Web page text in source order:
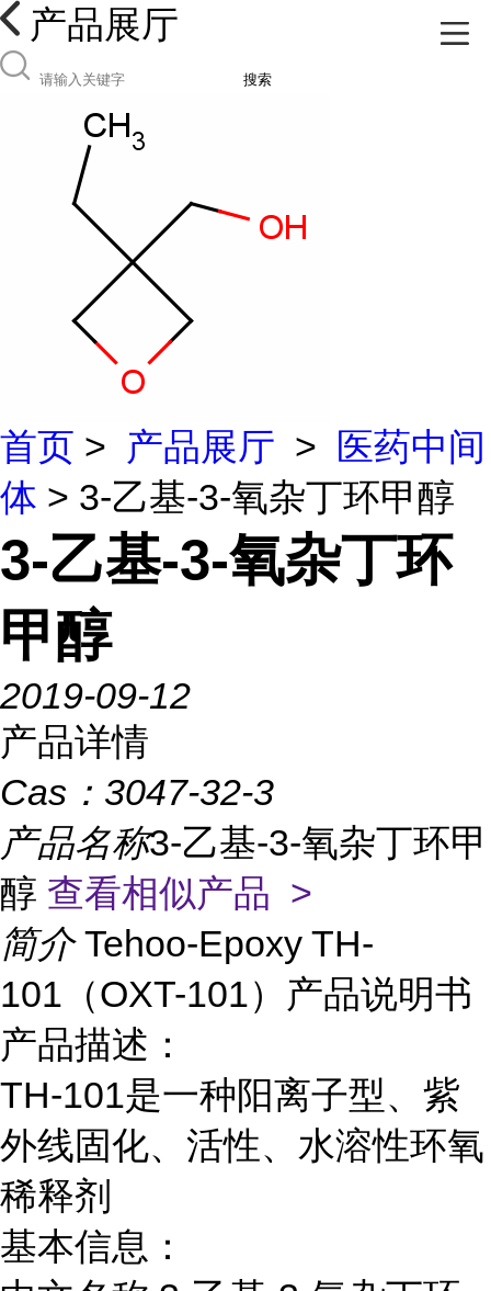
产品展厅
搜索
首页 > 产品展厅 >
医药中间
体 > 3-乙基-3-氧杂丁环甲醇
3-乙基-3-氧杂丁环
甲醇
2019-09-12
产品详情
Cas： 3047-32-3
产品名称3-乙基-3-氧杂丁环甲
醇 查看相似产品 >
简介 Tehoo-Epoxy TH-
101（OXT-101）产品说明书
产品描述：
TH-101是一种阳离子型、紫
外线固化、活性、水溶性环氧
稀释剂
基本信息：